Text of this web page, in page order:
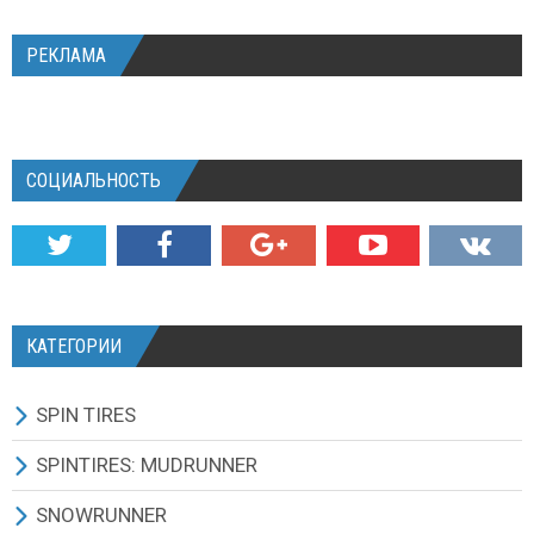
РЕКЛАМА
СОЦИАЛЬНОСТЬ
КАТЕГОРИИ
SPIN TIRES
СКАЧАТЬ ИГРУ
ВСЕ МОДЫ
SPINTIRES: MUDRUNNER
ВСЕ МОДЫ
SNOWRUNNER